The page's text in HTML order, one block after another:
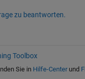
zu beantworten.
Toolbox
Sie in Hilfe-Centerund